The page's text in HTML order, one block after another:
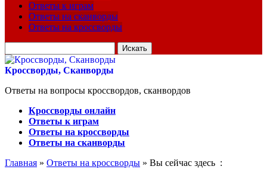
Ответы к играм
Ответы на сканворды
Ответы на кроссворды
для:
Кроссворды, Сканворды
Ответы на вопросы кроссвордов, сканвордов
Кроссворды онлайн
Ответы к играм
Ответы на кроссворды
Ответы на сканворды
Главная » Ответы на кроссворды » Вы сейчас здесь :